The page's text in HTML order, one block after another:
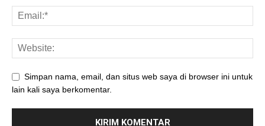
Simpan nama, email, dan situs web saya di browser ini untuk
lain kali saya berkomentar.